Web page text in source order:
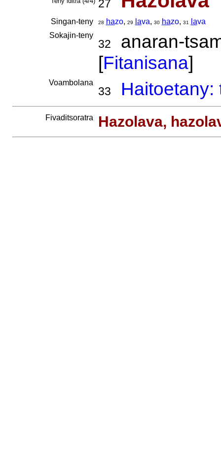
27
Singan-teny 28 hazo, 29 lava, 30 hazo, 31 lava
Sokajin-teny
32
anaran-
[Fitanisana]
Voambolana
33 Haitoetany:
Fivaditsoratra Hazolava,